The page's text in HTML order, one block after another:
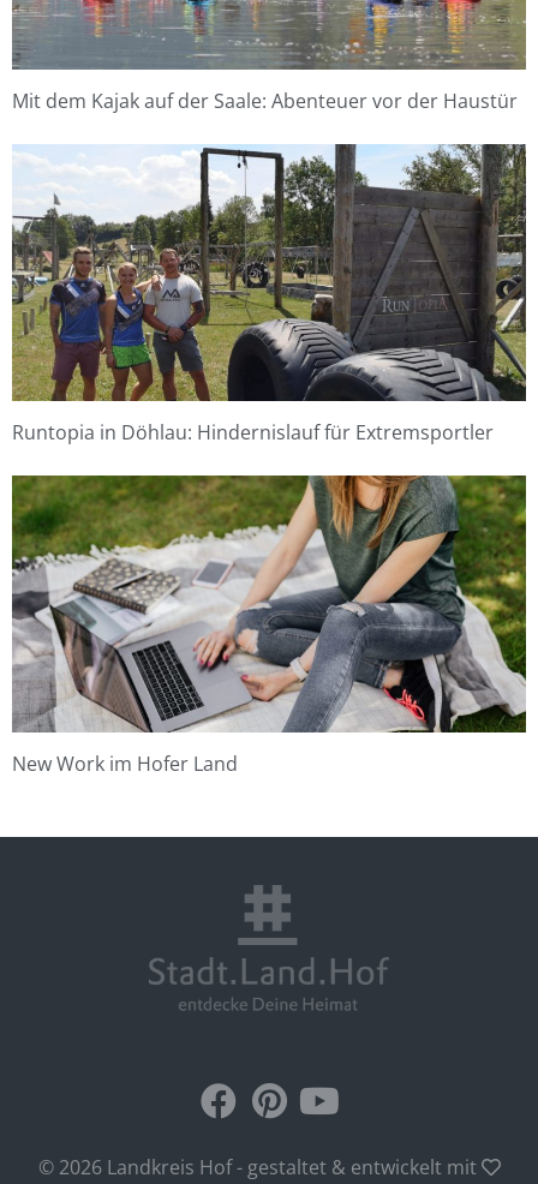
Mit dem Kajak auf der Saale: Abenteuer vor der Haustür
Runtopia in Döhlau: Hindernislauf für Extremsportler
New Work im Hofer Land
© 2026 Landkreis Hof - gestaltet & entwickelt mit